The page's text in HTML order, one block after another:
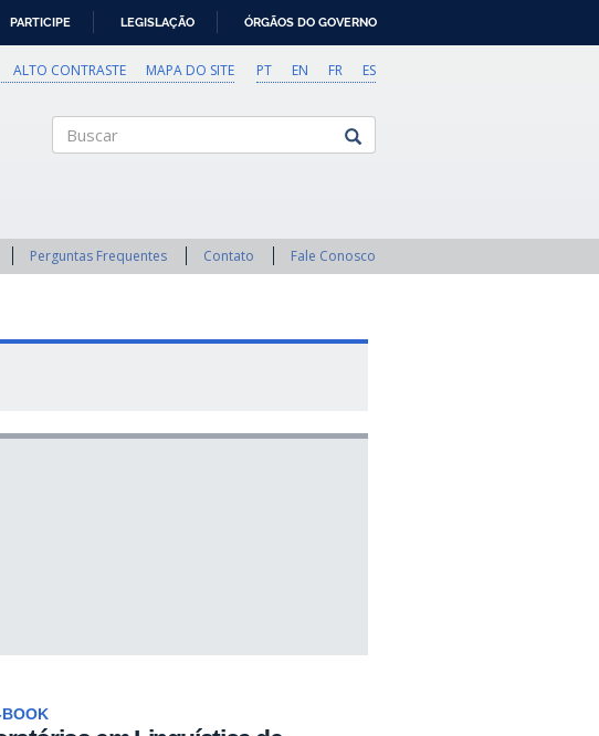
PARTICIPE LEGISLAÇÃO ÓRGÃOS DO GOVERNO
PT EN FR ES
ALTO CONTRASTE MAPA DO SITE
Perguntas Frequentes Contato Fale Conosco